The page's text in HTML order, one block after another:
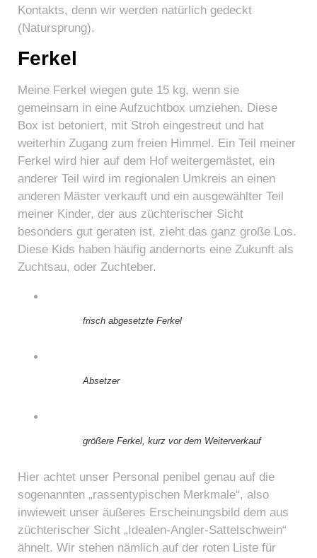
Kontakts, denn wir werden natürlich gedeckt
(Natursprung).
Ferkel
Meine Ferkel wiegen gute 15 kg, wenn sie
gemeinsam in eine Aufzuchtbox umziehen. Diese
Box ist betoniert, mit Stroh eingestreut und hat
weiterhin Zugang zum freien Himmel. Ein Teil meiner
Ferkel wird hier auf dem Hof weitergemästet, ein
anderer Teil wird im regionalen Umkreis an einen
anderen Mäster verkauft und ein ausgewählter Teil
meiner Kinder, der aus züchterischer Sicht
besonders gut geraten ist, zieht das ganz große Los.
Diese Kids haben häufig andernorts eine Zukunft als
Zuchtsau, oder Zuchteber.
frisch abgesetzte Ferkel
Absetzer
größere Ferkel, kurz vor dem Weiterverkauf
Hier achtet unser Personal penibel genau auf die
sogenannten „rassentypischen Merkmale“, also
inwieweit unser äußeres Erscheinungsbild dem aus
züchterischer Sicht „Idealen-Angler-Sattelschwein“
ähnelt. Wir stehen nämlich auf der roten Liste für